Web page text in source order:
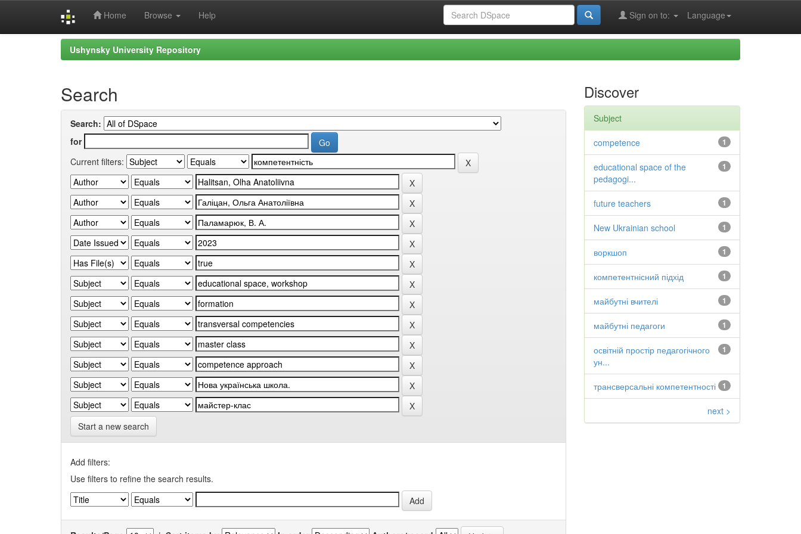
Home Browse Help Language
Sign on to:
Ushynsky University Repository
Search
Search:
for
Current filters:
Start a new search
Add filters:
Use filters to refine the search results.
Discover
Subject
1
competence
1
educational space of the
pedagogi...
1
future teachers
1
New Ukrainian school
1
воркшоп
1
компетентнісний підхід
1
майбутні вчителі
1
майбутні педагоги
1
освітній простір педагогічного
ун...
1
трансверсальні компетентності
next >